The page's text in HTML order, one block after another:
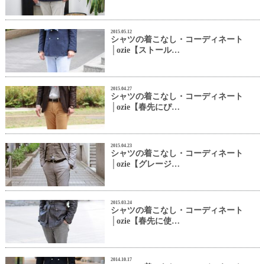
2015.05.12
シャツの着こなし・コーディネート
│ozie【ストール…
2015.04.27
シャツの着こなし・コーディネート
│ozie【春先にぴ…
2015.04.23
シャツの着こなし・コーディネート
│ozie【グレージ…
2015.03.24
シャツの着こなし・コーディネート
│ozie【春先に使…
2014.10.17